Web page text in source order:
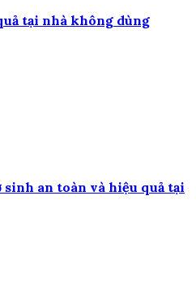
tại nhà không dùng
an toàn và hiệu quả tại